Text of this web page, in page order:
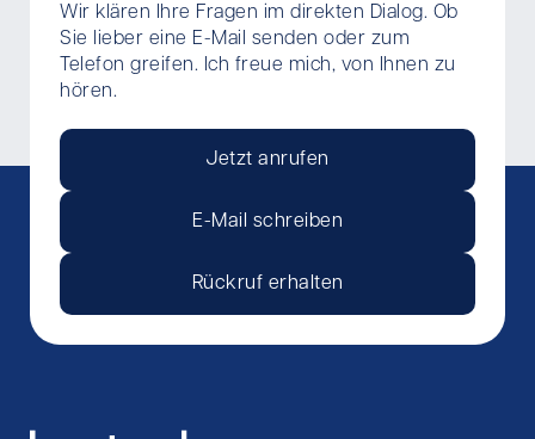
Wir klären Ihre Fragen im direkten Dialog. Ob
Sie lieber eine E-Mail senden oder zum
Telefon greifen. Ich freue mich, von Ihnen zu
hören.
Jetzt anrufen
E-Mail schreiben
Rückruf erhalten